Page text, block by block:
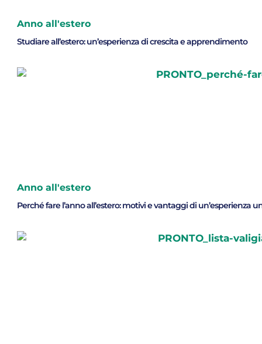
Anno all'estero
Studiare all’estero: un’esperienza di crescita e apprendimento
Anno all'estero
Perché fare l’anno all’estero: motivi e vantaggi di un’esperienza